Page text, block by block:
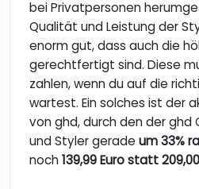
bei Privatpersonen
Qualität und Leistung der
enorm gut, dass auch die
gerechtfertigt sind. Diese
zahlen, wenn du auf die
wartest. Ein solches ist der
von ghd, durch den der ghd
und Styler gerade um 33%
noch139,99 Euro statt